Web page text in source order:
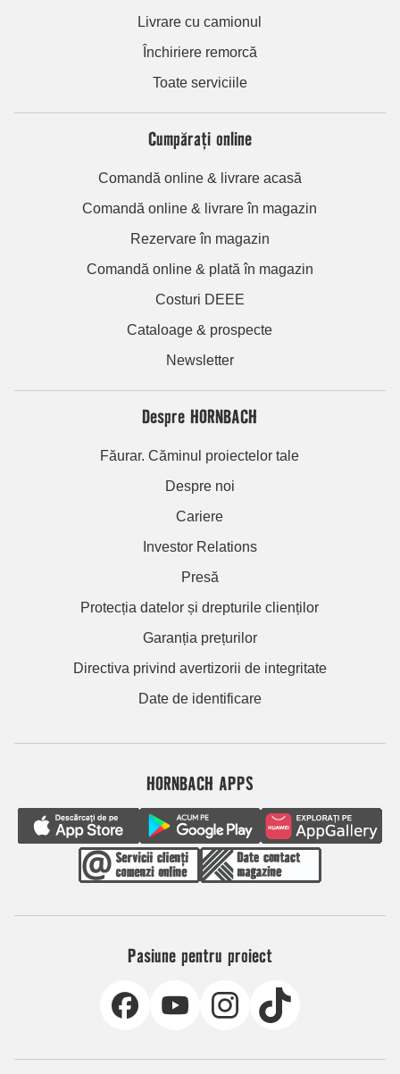
Livrare cu camionul
Închiriere remorcă
Toate serviciile
Cumpărați online
Comandă online & livrare acasă
Comandă online & livrare în magazin
Rezervare în magazin
Comandă online & plată în magazin
Costuri DEEE
Cataloage & prospecte
Newsletter
Despre HORNBACH
Făurar. Căminul proiectelor tale
Despre noi
Cariere
Investor Relations
Presă
Protecția datelor și drepturile clienților
Garanția prețurilor
Directiva privind avertizorii de integritate
Date de identificare
HORNBACH APPS
Pasiune pentru proiect